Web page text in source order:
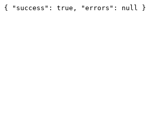
{ "success": true, "errors": null }